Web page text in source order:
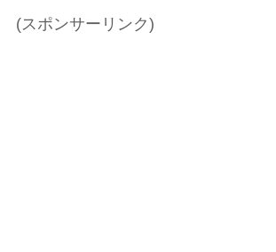
(スポンサーリンク)